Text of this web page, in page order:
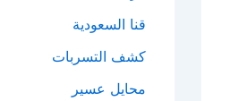
قنا السعودية
كشف التسربات
محايل عسير